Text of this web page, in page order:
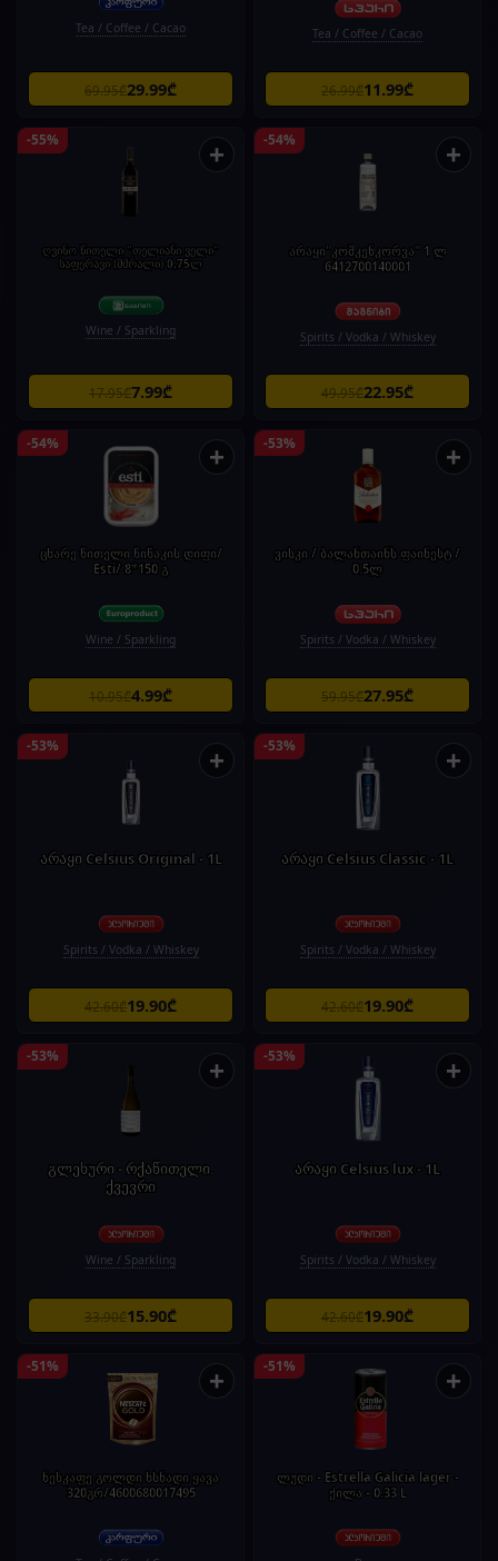
Tea / Coffee / Cacao
69.95₾29.99₾
Tea / Coffee / Cacao
26.99₾11.99₾
-55% +
ღვინო წითელი "თელიანი ველი"
საფერავი (მშრალი) 0,75ლ
Wine / Sparkling
17.95₾7.99₾
-54% +
არაყი"კოშკენკორვა" 1 ლ
6412700140001
Spirits / Vodka / Whiskey
49.95₾22.95₾
-54% +
ცხარე წითელი წიწაკის დიფი/
Esti/ 8*150 გ
Wine / Sparkling
10.95₾4.99₾
-53% +
ვისკი / ბალანთაინს ფაინესტ /
0.5ლ
Spirits / Vodka / Whiskey
59.95₾27.95₾
-53% +
არაყი Celsius Original - 1L
Spirits / Vodka / Whiskey
42.60₾19.90₾
-53% +
არაყი Celsius Classic - 1L
Spirits / Vodka / Whiskey
42.60₾19.90₾
-53% +
გლეხური - რქაწითელი.
ქვევრი
Wine / Sparkling
33.90₾15.90₾
-53% +
არაყი Celsius lux - 1L
Spirits / Vodka / Whiskey
42.60₾19.90₾
-51% +
ნესკაფე გოლდი ხსნადი ყავა
320გრ/4600680017495
-51% +
ლუდი - Estrella Galicia lager -
ქილა - 0.33 L